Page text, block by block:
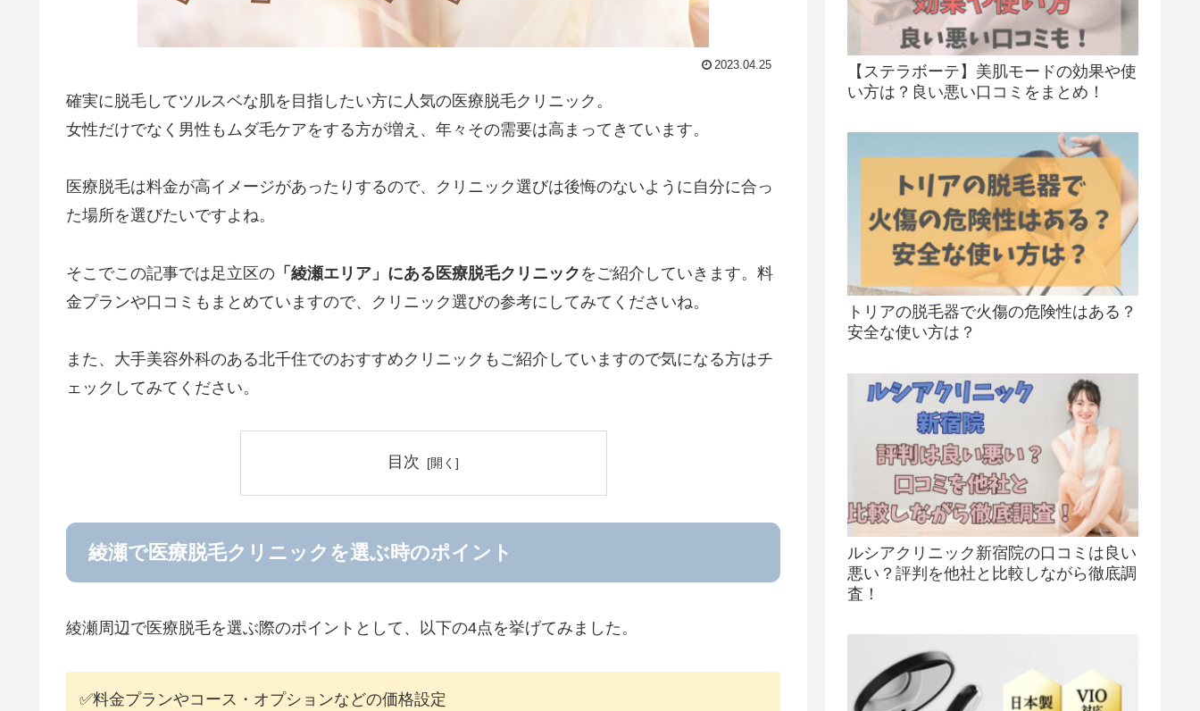
2023.04.25
確実に脱毛してツルスベな肌を目指したい方に人気の医療脱毛クリニック。
女性だけでなく男性もムダ毛ケアをする方が増え、年々その需要は高まってきています。
医療脱毛は料金が高イメージがあったりするので、クリニック選びは後悔のないように自分に合っ
た場所を選びたいですよね。
そこでこの記事では足立区の 「綾瀬エリア」にある医療脱毛クリニック をご紹介していきます。料
金プランや口コミもまとめていますので、クリニック選びの参考にしてみてくださいね。
また、大手美容外科のある北千住でのおすすめクリニックもご紹介していますので気になる方はチ
ェックしてみてください。
目次
綾瀬で医療脱毛クリニックを選ぶ時のポイント
綾瀬周辺で医療脱毛を選ぶ際のポイントとして、以下の4点を挙げてみました。
✅料金プランやコース・オプションなどの価格設定
【ステラボーテ】美肌モードの効果や使
い方は？良い悪い口コミをまとめ！
トリアの脱毛器で火傷の危険性はある？
安全な使い方は？
ルシアクリニック新宿院の口コミは良い
悪い？評判を他社と比較しながら徹底調
査！